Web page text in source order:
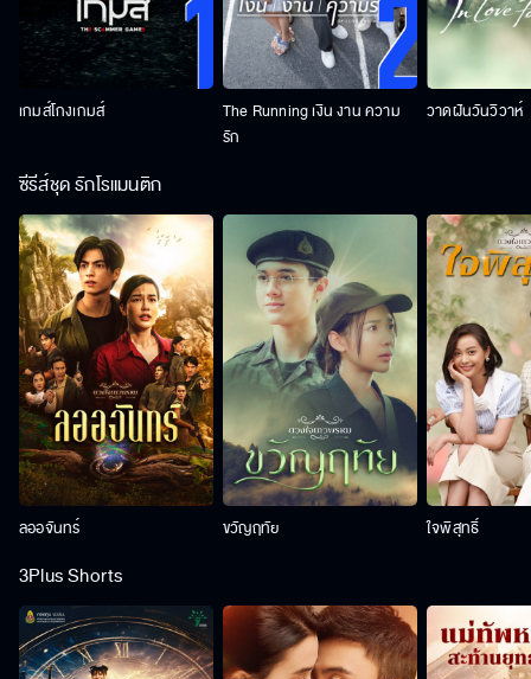
เกมส์โกงเกมส์
The Running เงิน งาน ความ
รัก
วาดฝันวันวิวาห์
ซีรีส์ชุด รักโรแมนติก
ลออจันทร์ ขวัญฤทัย ใจพิสุทธิ์
3Plus Shorts